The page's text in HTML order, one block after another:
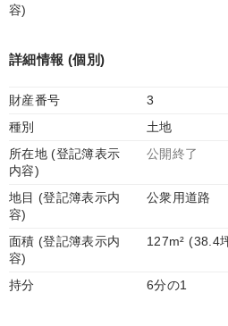
容)
詳細情報 (個別)
財産番号
3
種別
土地
所在地 (登記簿表示
内容)
公開終了
地目 (登記簿表示内
容)
公衆用道路
面積 (登記簿表示内
容)
127m² (38.4
持分 6分の1